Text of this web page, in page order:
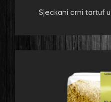
Sjeckani crni tartuf u